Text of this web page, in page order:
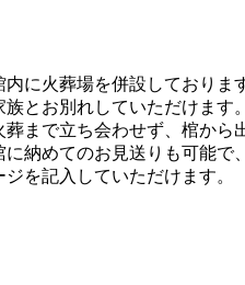
に火葬場を併設しておりま
とお別れしていただけます。
まで立ち会わせず、棺から
納めてのお見送りも可能で、
を記入していただけます。